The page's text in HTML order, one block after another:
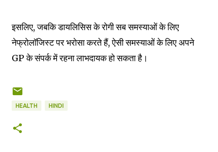
इसलिए, जबकि डायलिसिस के रोगी सब समस्याओं के लिए
नेफ्रोलॉजिस्ट पर भरोसा करते हैं, ऐसी समस्याओं के लिए अपने
GP के संपर्क में रहना लाभदायक हो सकता है।
HEALTH HINDI